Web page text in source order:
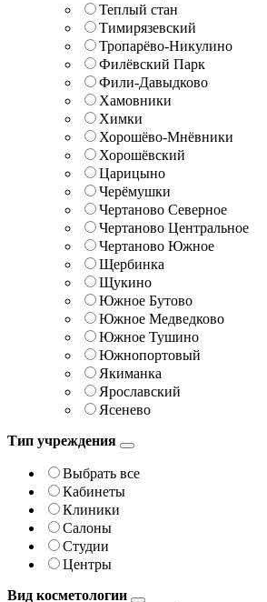
Теплый стан
Тимирязевский
Тропарёво-Никулино
Филёвский Парк
Фили-Давыдково
Хамовники
Химки
Хорошёво-Мнёвники
Хорошёвский
Царицыно
Черёмушки
Чертаново Северное
Чертаново Центральное
Чертаново Южное
Щербинка
Щукино
Южное Бутово
Южное Медведково
Южное Тушино
Южнопортовый
Якиманка
Ярославский
Ясенево
Тип учреждения
Выбрать все
Кабинеты
Клиники
Салоны
Студии
Центры
Вид косметологии